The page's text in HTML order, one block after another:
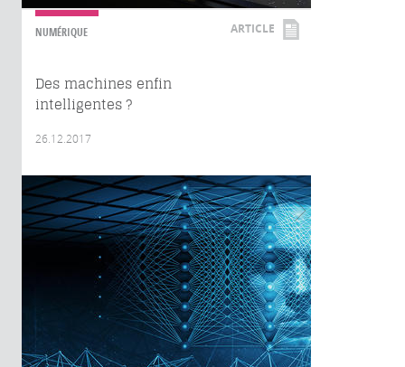
NUMÉRIQUE ARTICLE
Des machines enfin
intelligentes ?
26.12.2017